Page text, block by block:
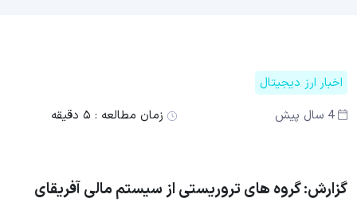
اخبار ارز دیجیتال
4 سال پیش
زمان مطالعه : ۵ دقیقه
گزارش: گروه‌ های تروریستی از سیستم مالی آفریقای